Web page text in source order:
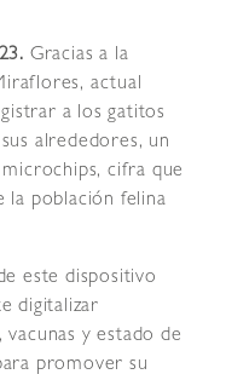
Gracias a la
actual
a los gatitos
alrededores, un
cifra que
la población felina
este dispositivo
digitalizar
y estado de
promover su